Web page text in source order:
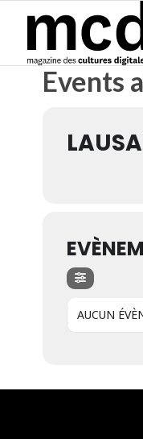
Events
AUCUN